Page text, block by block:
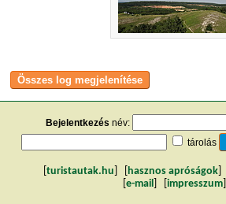
Bejelentkezés név:
tárolás
turistautak.hu hasznos apróságok
e-mail impresszum]